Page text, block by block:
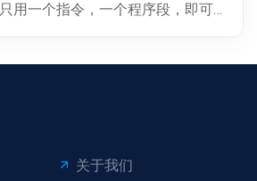
只用一个指令，一个程序段，即可
关于我们